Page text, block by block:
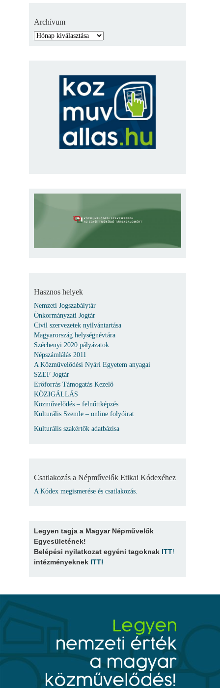
Archívum
Hasznos helyek
Nemzeti Jogszabálytár
Önkormányzati Jogtár
Civil szervezetek nyilvántartása
Magyarország helységnévtára
Széchenyi 2020 pályázatok
Népszámlálás 2011
A Közművelődési Nyári Egyetem anyagai
SZEF Jogtár
Erőforrás Támogatás Kezelő
KÖZIGÁLLÁS
Közművelődés – felnőttképzés
Kulturális Szemle – online folyóirat
Kulturális szakértők adatbázisa
Csatlakozás a Népművelők Etikai Kódexéhez
A Kódex megismerése és csatlakozás.
Legyen tagja a Magyar Népművelők
Egyesületének!
Belépési nyilatkozat egyéni tagoknak ITT!
intézményeknek ITT!